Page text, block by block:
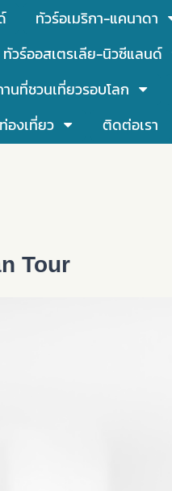
ทัวร์อเมริกา-แคนาดา
ทัวร์ออสเตรเลีย-นิวซีแลนด์
นที่ชวนเที่ยวรอบโลก
องเที่ยว ติดต่อเรา
Tour